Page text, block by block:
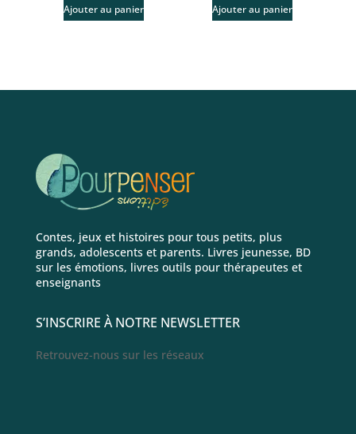
Ajouter au panier Ajouter au panier
Contes, jeux et histoires pour tous petits, plus
grands, adolescents et parents. Livres jeunesse, BD
sur les émotions, livres outils pour thérapeutes et
enseignants
S’INSCRIRE À NOTRE NEWSLETTER
Retrouvez-nous sur les réseaux